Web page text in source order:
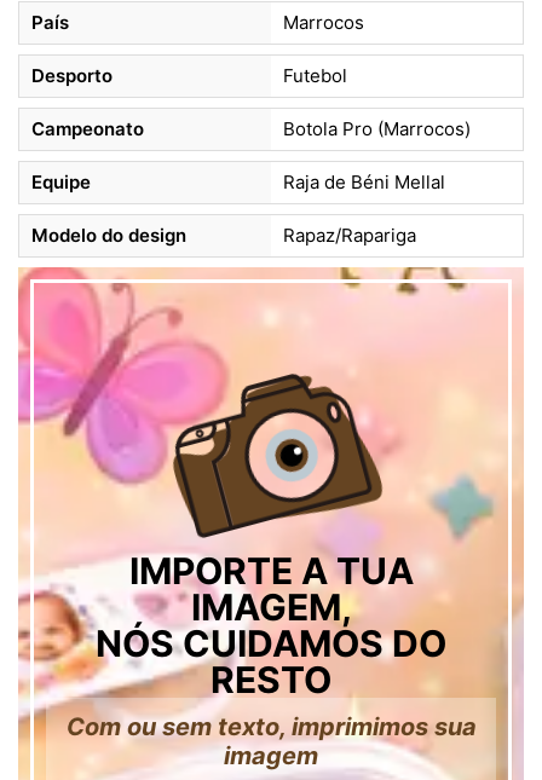
País Marrocos
Desporto Futebol
Campeonato Botola Pro (Marrocos)
Equipe Raja de Béni Mellal
Modelo do design Rapaz/Rapariga
IMPORTE A TUA
IMAGEM,
NÓS CUIDAMOS DO
RESTO
Com ou sem texto, imprimimos sua
imagem